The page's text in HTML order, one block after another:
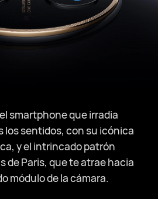
smartphone que irradia
los sentidos, con su icónica
y el intrincado patrón
de Paris, que te atrae hacia
módulo de la cámara.